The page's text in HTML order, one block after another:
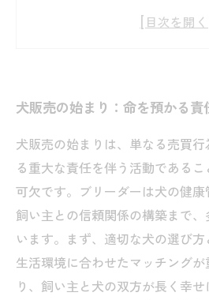
飼い主との信頼関係構築術
安心して犬を迎えるために
のまとめ
ブリーダーが語る！犬販売
つのポイント
これから犬を迎えるあなた
える本質的な販売の極意
犬販売の始まり：命を預かる責
犬販売の始まりは、単なる売買
る重大な責任を伴う活動である
可欠です。ブリーダーは犬の健康
飼い主との信頼関係の構築まで
います。まず、適切な犬の選び
生活環境に合わせたマッチング
り、飼い主と犬の双方が長く幸